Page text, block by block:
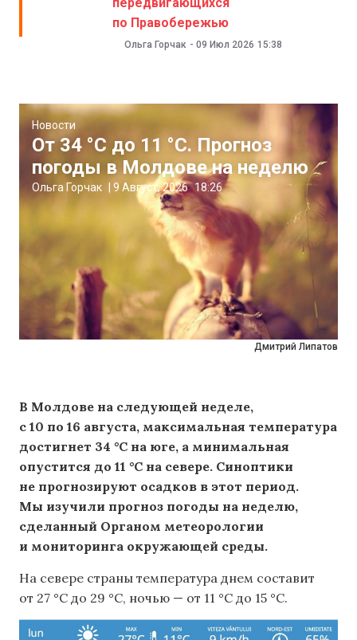
передвигающихся
по Правобережью
Ольга Горчак - 09 Июл 2026 15:38
Дмитрий Липатов
Новости
От 34 °C до 11 °C. Прогноз
погоды в Молдове на неделю
Ольга Горчак 9 Август, 2026 18:26
В Молдове на следующей неделе,
с 10 по 16 августа, максимальная температура
достигнет 34 °C на юге, а минимальная
опустится до 11 °C на севере. Синоптики
не прогнозируют осадков в этот период.
Мы изучили прогноз погоды на неделю,
сделанный Органом метеорологии
и мониторинга окружающей среды.
На севере страны температура днем ​​составит
от 27 °C до 29 °C, ночью — от 11 °C до 15 °C.